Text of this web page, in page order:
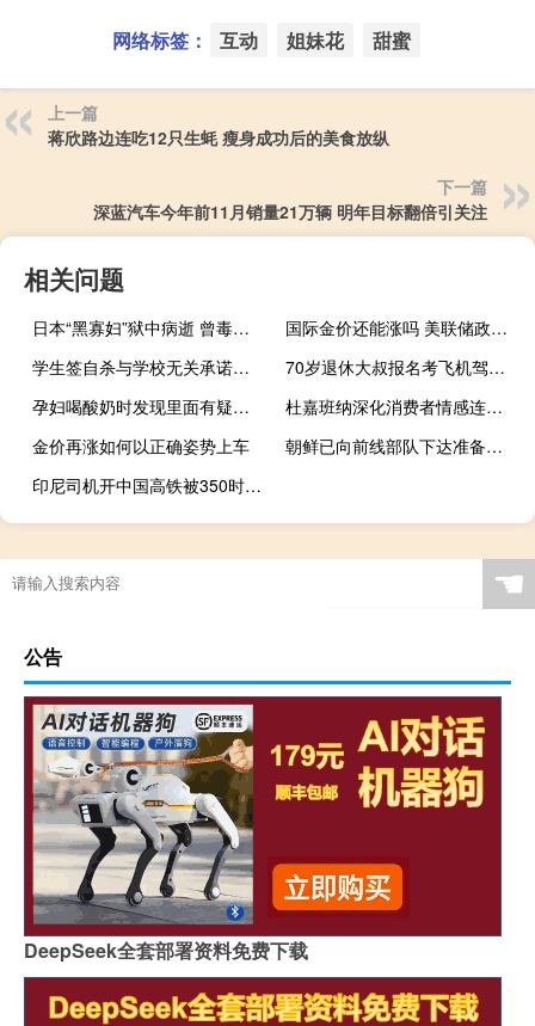
网络标签： 互动 姐妹花 甜蜜
上一篇
蒋欣路边连吃12只生蚝 瘦身成功后的美食放纵
下一篇
深蓝汽车今年前11月销量21万辆 明年目标翻倍引关注
相关问题
日本“黑寡妇”狱中病逝 曾毒杀6名伴侣 死刑未执行终老囹圄
国际金价还能涨吗 美联储政策成关键
学生签自杀与学校无关承诺书 学校被责令收回并作废处理
70岁退休大叔报名考飞机驾照 圆梦蓝天不再遥远
孕妇喝酸奶时发现里面有疑似鲜血 引发集体投诉
杜嘉班纳深化消费者情感连接 中意文化交流新篇章
金价再涨如何以正确姿势上车
朝鲜已向前线部队下达准备射击指示 半岛局势骤紧
印尼司机开中国高铁被350时速吓坏 首条高铁改变出行
☚
公告
DeepSeek全套部署资料免费下载